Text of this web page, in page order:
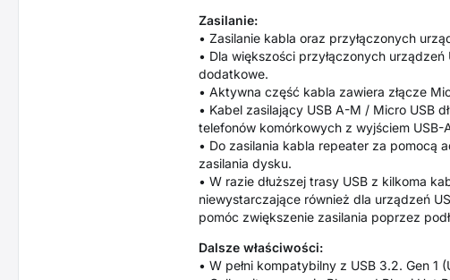
Zasilanie:
• Zasilanie kabla oraz przyłączonych
• Dla większości przyłączonych
dodatkowe.
• Aktywna część kabla zawiera złącze
• Kabel zasilający USB A-M / Micro USB
telefonów komórkowych z wyjściem USB-
• Do zasilania kabla repeater za pomocą
zasilania dysku.
• W razie dłuższej trasy USB z kilkoma
niewystarczające również dla urządzeń
pomóc zwiększenie zasilania poprzez
Dalsze właściwości:
• W pełni kompatybilny z USB 3.2. Gen 1